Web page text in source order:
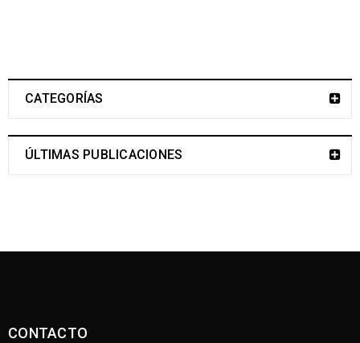
CATEGORÍAS
ÚLTIMAS PUBLICACIONES
CONTACTO